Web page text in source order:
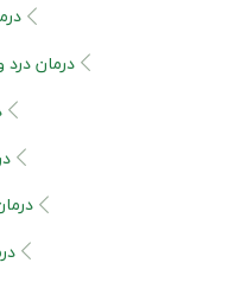
درمان